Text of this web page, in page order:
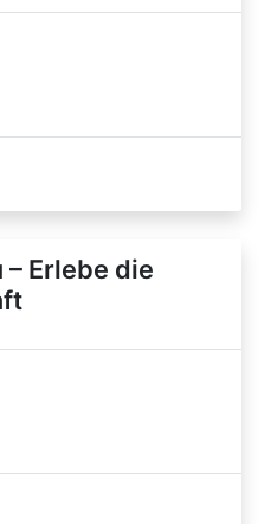
– Erlebe die